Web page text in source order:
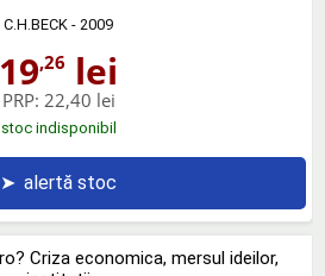
C.H.BECK - 2009
19,26 lei
PRP: 22,40 lei
stoc indisponibil
➤ alertă stoc